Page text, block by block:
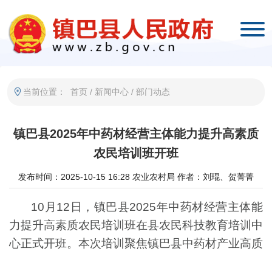
当前位置： 首页 / 新闻中心 / 部门动态
镇巴县2025年中药材经营主体能力提升高素质
农民培训班开班
发布时间：2025-10-15 16:28 农业农村局 作者：刘琨、贺菁菁
10月12日，镇巴县2025年中药材经营主体能
力提升高素质农民培训班在县农民科技教育培训中
心正式开班。本次培训聚焦镇巴县中药材产业高质